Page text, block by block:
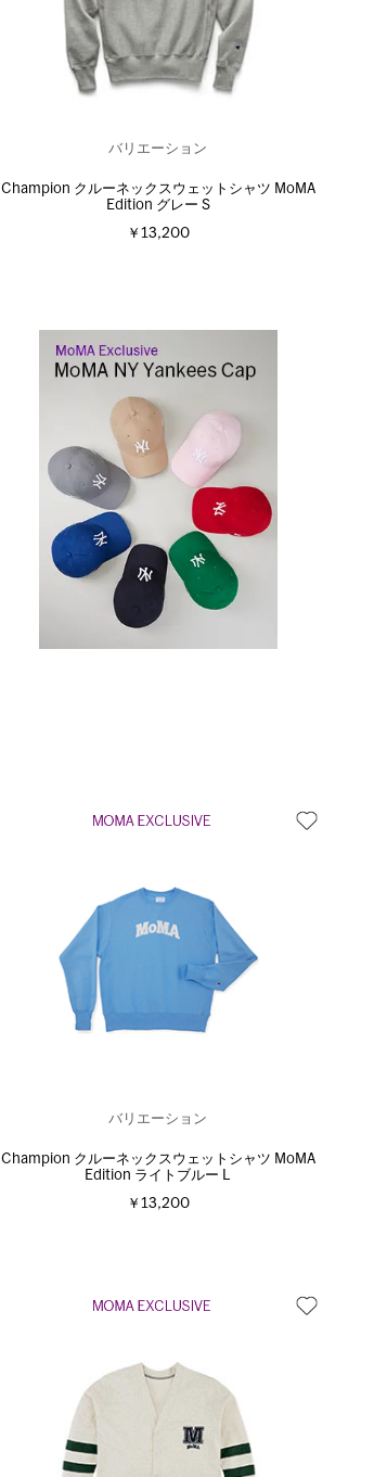
バリエーション
Champion クルーネックスウェットシャツ MoMA
Edition グレー S
￥13,200
バリエーション
Champion クルーネックスウェットシャツ MoMA
Edition ライトブルー L
￥13,200